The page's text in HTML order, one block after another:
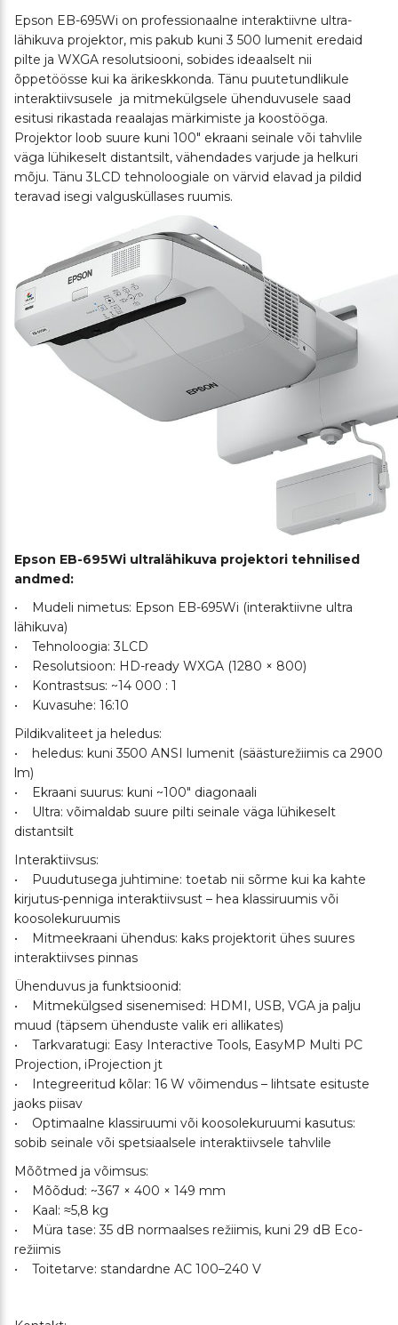
Epson EB-695Wi on professionaalne interaktiivne ultra-
lähikuva projektor, mis pakub kuni 3 500 lumenit eredaid
pilte ja WXGA resolutsiooni, sobides ideaalselt nii
õppetöösse kui ka ärikeskkonda. Tänu puutetundlikule
interaktiivsusele ja mitmekülgsele ühenduvusele saad
esitusi rikastada reaalajas märkimiste ja koostööga.
Projektor loob suure kuni 100″ ekraani seinale või tahvlile
väga lühikeselt distantsilt, vähendades varjude ja helkuri
mõju. Tänu 3LCD tehnoloogiale on värvid elavad ja pildid
teravad isegi valgusküllases ruumis.
Epson EB-695Wi ultralähikuva projektori tehnilised
andmed:
• Mudeli nimetus: Epson EB-695Wi (interaktiivne ultra
lähikuva)
• Tehnoloogia: 3LCD
• Resolutsioon: HD-ready WXGA (1280 × 800)
• Kontrastsus: ~14 000 : 1
• Kuvasuhe: 16:10
Pildikvaliteet ja heledus:
• heledus: kuni 3500 ANSI lumenit (säästurežiimis ca 2900
lm)
• Ekraani suurus: kuni ~100″ diagonaali
• Ultra: võimaldab suure pilti seinale väga lühikeselt
distantsilt
Interaktiivsus:
• Puudutusega juhtimine: toetab nii sõrme kui ka kahte
kirjutus-penniga interaktiivsust – hea klassiruumis või
koosolekuruumis
• Mitmeekraani ühendus: kaks projektorit ühes suures
interaktiivses pinnas
Ühenduvus ja funktsioonid:
• Mitmekülgsed sisenemised: HDMI, USB, VGA ja palju
muud (täpsem ühenduste valik eri allikates)
• Tarkvaratugi: Easy Interactive Tools, EasyMP Multi PC
Projection, iProjection jt
• Integreeritud kõlar: 16 W võimendus – lihtsate esituste
jaoks piisav
• Optimaalne klassiruumi või koosolekuruumi kasutus:
sobib seinale või spetsiaalsele interaktiivsele tahvlile
Mõõtmed ja võimsus:
• Mõõdud: ~367 × 400 × 149 mm
• Kaal: ≈5,8 kg
• Müra tase: 35 dB normaalses režiimis, kuni 29 dB Eco-
režiimis
• Toitetarve: standardne AC 100–240 V